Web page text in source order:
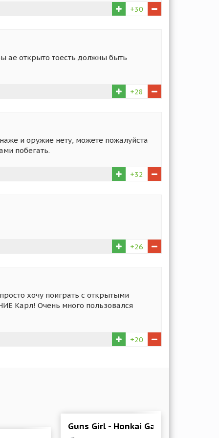
+30
ае открыто тоесть должны быть
+28
и оружие нету, можете пожалуйста
побегать.
+32
+26
хочу поиграть с открытыми
Карл! Очень много пользовался
+20
Guns Girl - Honkai Gakuen 8.0.22